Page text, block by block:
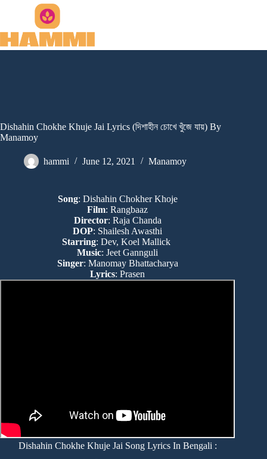
Dishahin Chokhe Khuje Jai Lyrics (দিশাহীন চোখে খুঁজে যায়) By
Manamoy
hammi June 12, 2021 Manamoy
Song: Dishahin Chokher Khoje
Film: Rangbaaz
Director: Raja Chanda
DOP: Shailesh Awasthi
Starring: Dev, Koel Mallick
Music: Jeet Gannguli
Singer: Manomay Bhattacharya
Lyrics: Prasen
Dishahin Chokhe Khuje Jai Song Lyrics In Bengali :